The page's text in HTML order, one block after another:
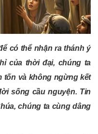
có thể nhận ra thánh ý
của thời đại, chúng ta
tốn và không ngừng kết
sống cầu nguyện. Tin
chúng ta cùng dâng